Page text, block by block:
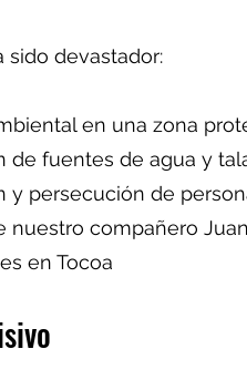
sido devastador:
en una zona
de fuentes de agua y
y persecución de
nuestro compañero
en Tocoa